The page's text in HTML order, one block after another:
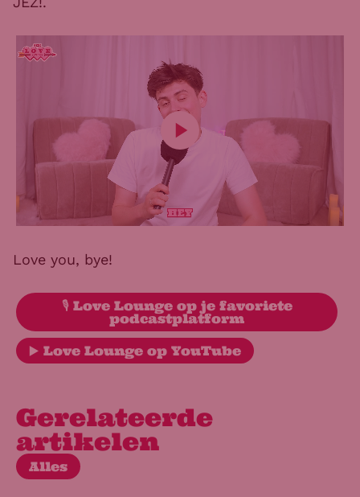
Love you, bye!
🎙️ Love Lounge op je favoriete
podcastplatform
▶️ Love Lounge op YouTube
Gerelateerde
artikelen
Alles